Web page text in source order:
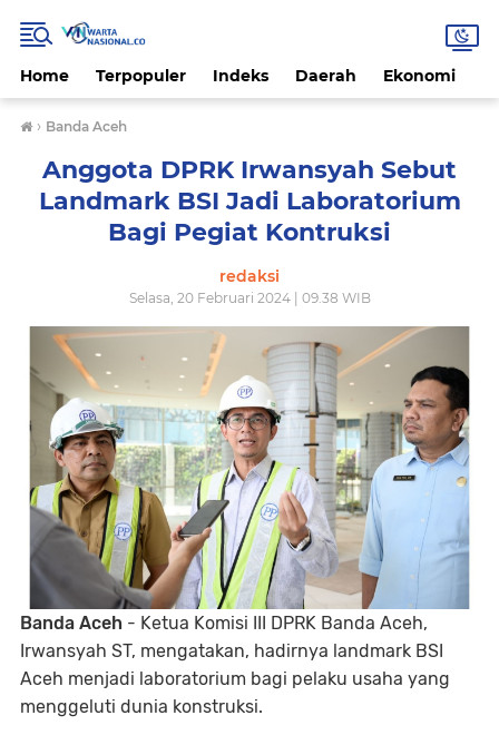
Home Terpopuler Indeks Daerah Ekonomi
› Banda Aceh
Anggota DPRK Irwansyah Sebut
Landmark BSI Jadi Laboratorium
Bagi Pegiat Kontruksi
redaksi
Selasa, 20 Februari 2024 | 09.38 WIB
Banda Aceh - Ketua Komisi III DPRK Banda Aceh,
Irwansyah ST, mengatakan, hadirnya landmark BSI
Aceh menjadi laboratorium bagi pelaku usaha yang
menggeluti dunia konstruksi.